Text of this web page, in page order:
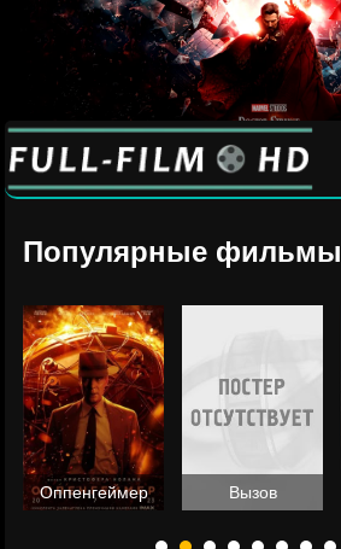
Популярные фильмы
Оппенгеймер Вызов